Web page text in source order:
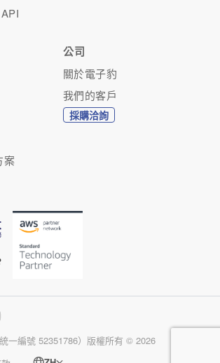
案
公司
關於電子豹
我們的客戶
採購洽詢
一編號 52351786）版權所有 © 2026